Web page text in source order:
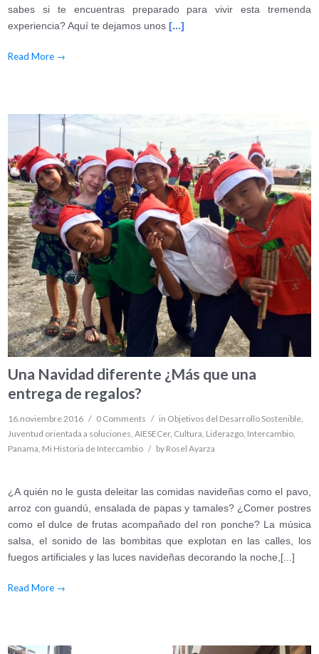
sabes si te encuentras preparado para vivir esta tremenda
experiencia? Aquí te dejamos unos[...]
Read More →
Una Navidad diferente ¿Más que una
entrega de regalos?
16.noviembre 2016 / 0 Comments / in Objetivos del Desarrollo Sostenible
Juventud orientada a soluciones ,AIESECer, Cultura Liderazgo Intercambio
Panama Mi Historia de Intercambio / by Rosel Ayarza
¿A quién no le gusta deleitar las comidas navideñas como el pavo,
arroz con guandú, ensalada de papas y tamales? ¿Comer postres
como el dulce de frutas acompañado del ron ponche? La música
salsa, el sonido de las bombitas que explotan en las calles, los
fuegos artificiales y las luces navideñas decorando la noche,[...]
Read More →